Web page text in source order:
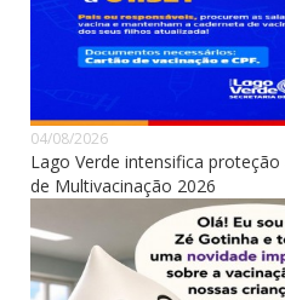
04/08/2026
Lago Verde intensifica
de Multivacinação 2026